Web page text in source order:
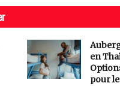
en
pour